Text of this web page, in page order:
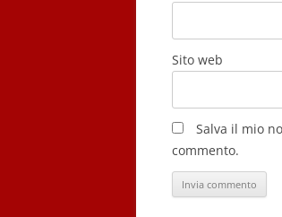
Sito web
Salva il mio
commento.